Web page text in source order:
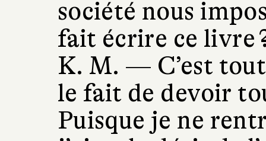
société nous
fait écrire ce livre
K. M. — C’est
le fait de devoir
Puisque je ne